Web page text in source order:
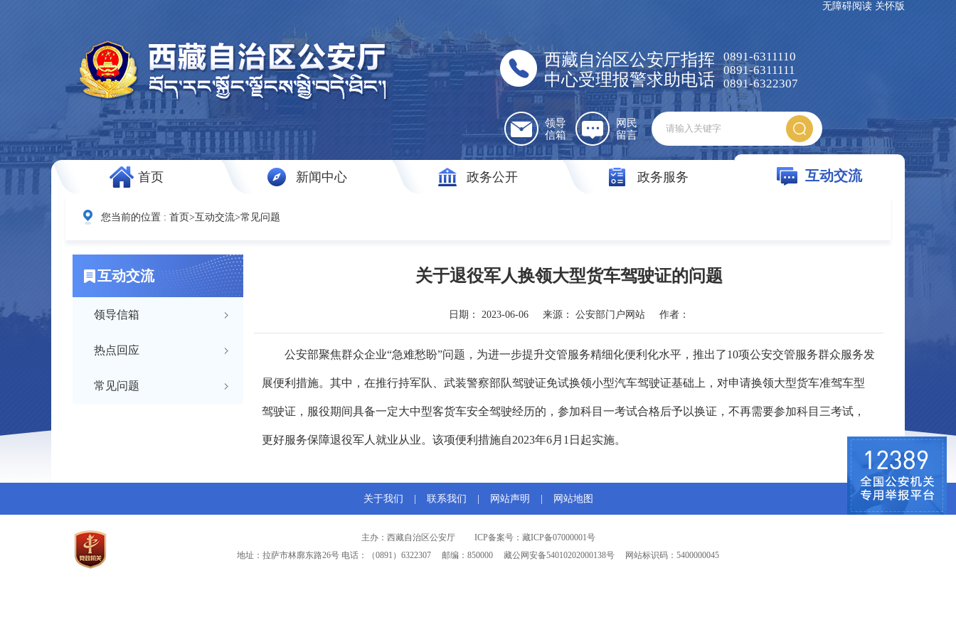
无障碍阅读 关怀版
西藏自治区公安厅指挥
中心受理报警求助电话
0891-6311110
0891-6311111
0891-6322307
领导
信箱
网民
留言
首页 新闻中心 政务公开 政务服务 互动交流
您当前的位置 : 首页>互动交流>常见问题
互动交流
领导信箱
热点回应
常见问题
关于退役军人换领大型货车驾驶证的问题
日期： 2023-06-06 来源： 公安部门户网站 作者：
公安部聚焦群众企业“急难愁盼”问题，为进一步提升交管服务精细化便利化水平，推出了10项公安交管服务群众服务发
展便利措施。其中，在推行持军队、武装警察部队驾驶证免试换领小型汽车驾驶证基础上，对申请换领大型货车准驾车型
驾驶证，服役期间具备一定大中型客货车安全驾驶经历的，参加科目一考试合格后予以换证，不再需要参加科目三考试，
更好服务保障退役军人就业从业。该项便利措施自2023年6月1日起实施。
关于我们 联系我们 网站声明 网站地图
主办：西藏自治区公安厅 ICP备案号：藏ICP备07000001号
地址：拉萨市林廓东路26号 电话：（0891）6322307 邮编：850000 藏公网安备54010202000138号 网站标识码：5400000045